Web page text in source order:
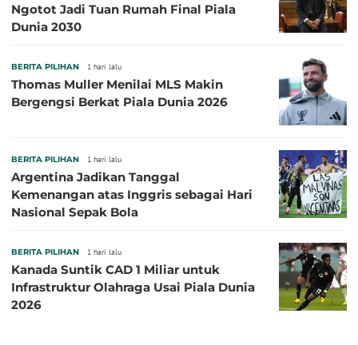
Ngotot Jadi Tuan Rumah Final Piala
Dunia 2030
BERITA PILIHAN 1 hari lalu
Thomas Muller Menilai MLS Makin
Bergengsi Berkat Piala Dunia 2026
BERITA PILIHAN 1 hari lalu
Argentina Jadikan Tanggal
Kemenangan atas Inggris sebagai Hari
Nasional Sepak Bola
BERITA PILIHAN 1 hari lalu
Kanada Suntik CAD 1 Miliar untuk
Infrastruktur Olahraga Usai Piala Dunia
2026